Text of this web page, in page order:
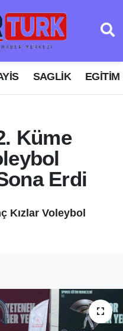
SAGLIK EGITIM
Küme
Erdi
Kızlar Voleybol